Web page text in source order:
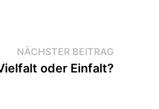
NÄCHSTER BEITRAGNächster
Beitrag:
oder Einfalt?